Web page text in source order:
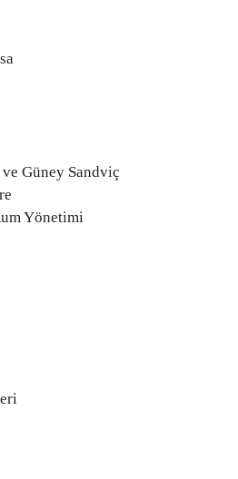
Güney Sandviç
Yönetimi